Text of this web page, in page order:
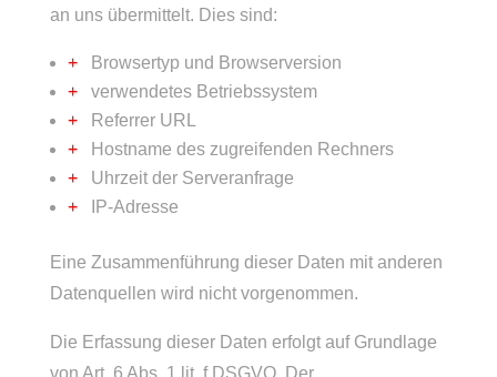
an uns übermittelt. Dies sind:
Browsertyp und Browserversion
verwendetes Betriebssystem
Referrer URL
Hostname des zugreifenden Rechners
Uhrzeit der Serveranfrage
IP-Adresse
Eine Zusammenführung dieser Daten mit anderen
Datenquellen wird nicht vorgenommen.
Die Erfassung dieser Daten erfolgt auf Grundlage
von Art. 6 Abs. 1 lit. f DSGVO. Der